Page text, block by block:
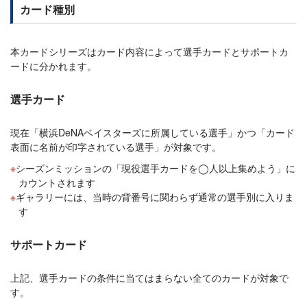
カード種別
本カードシリーズはカード内容によって選手カードとサポートカ
ードに分かれます。
選手カード
現在「横浜DeNAベイスターズに所属している選手」かつ「カード
表面に名前が印字されている選手」が対象です。
シーズンミッションの「現役選手カードを◯人以上集めよう」に
カウントされます
ギャラリーには、当時の背番号に関わらず通常の選手別に入りま
す
サポートカード
上記、選手カードの条件に当てはまらない全てのカードが対象で
す。